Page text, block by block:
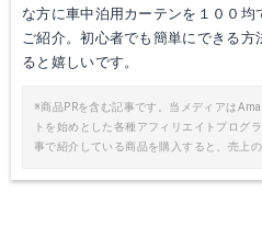
な方に車中泊用カーテンを１００
ご紹介。初心者でも簡単にできる
ると嬉しいです。
※商品PRを含む記事です。当メディアは
トを始めとした各種アフィリエイトプログ
事で紹介している商品を購入すると、売上